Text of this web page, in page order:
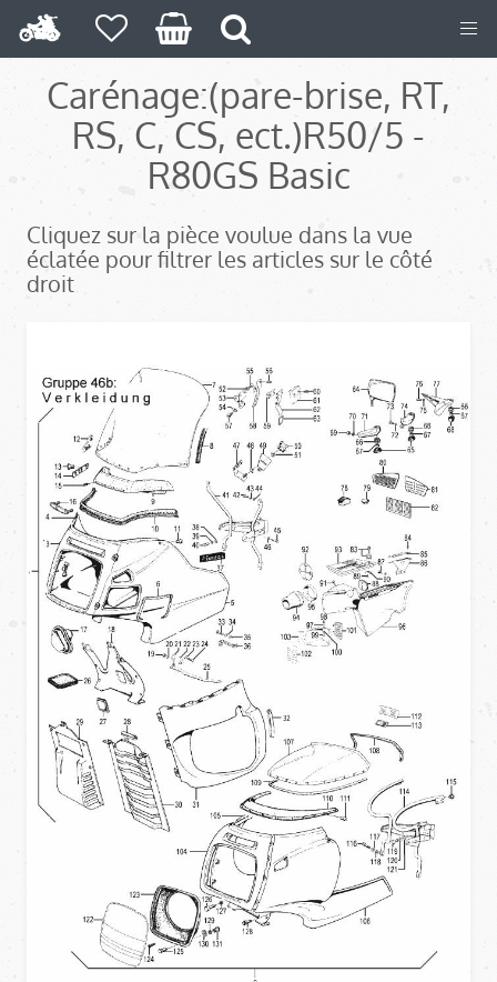
Carénage:(pare-brise, RT,
RS, C, CS, ect.)R50/5 -
R80GS Basic
Cliquez sur la pièce voulue dans la vue
éclatée pour filtrer les articles sur le côté
droit